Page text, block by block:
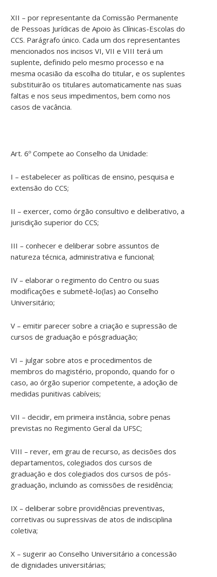
XII – por representante da Comissão Permanente
de Pessoas Jurídicas de Apoio às Clínicas-Escolas do
CCS. Parágrafo único. Cada um dos representantes
mencionados nos incisos VI, VII e VIII terá um
suplente, definido pelo mesmo processo e na
mesma ocasião da escolha do titular, e os suplentes
substituirão os titulares automaticamente nas suas
faltas e nos seus impedimentos, bem como nos
casos de vacância.
Art. 6º Compete ao Conselho da Unidade:
I – estabelecer as políticas de ensino, pesquisa e
extensão do CCS;
II – exercer, como órgão consultivo e deliberativo, a
jurisdição superior do CCS;
III – conhecer e deliberar sobre assuntos de
natureza técnica, administrativa e funcional;
IV – elaborar o regimento do Centro ou suas
modificações e submetê-lo(las) ao Conselho
Universitário;
V – emitir parecer sobre a criação e supressão de
cursos de graduação e pósgraduação;
VI – julgar sobre atos e procedimentos de
membros do magistério, propondo, quando for o
caso, ao órgão superior competente, a adoção de
medidas punitivas cabíveis;
VII – decidir, em primeira instância, sobre penas
previstas no Regimento Geral da UFSC;
VIII – rever, em grau de recurso, as decisões dos
departamentos, colegiados dos cursos de
graduação e dos colegiados dos cursos de pós-
graduação, incluindo as comissões de residência;
IX – deliberar sobre providências preventivas,
corretivas ou supressivas de atos de indisciplina
coletiva;
X – sugerir ao Conselho Universitário a concessão
de dignidades universitárias;